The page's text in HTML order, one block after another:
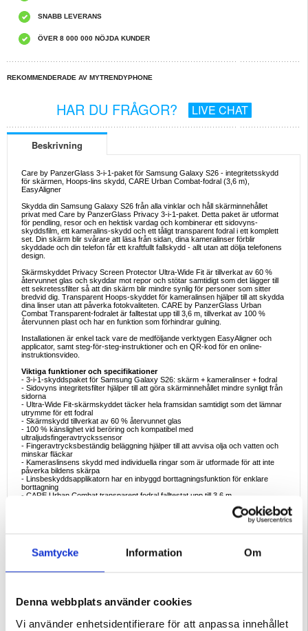
Samtycke Information Om
Denna webbplats använder cookies
Vi använder enhetsidentifierare för att anpassa innehållet
SNABB LEVERANS
ÖVER 8 000 000 NÖJDA KUNDER
REKOMMENDERADE AV MYTRENDYPHONE
HAR DU FRÅGOR? LIVE CHAT
Beskrivning
Care by PanzerGlass 3-i-1-paket för Samsung Galaxy S26 - integritetsskydd
för skärmen, Hoops-lins skydd, CARE Urban Combat-fodral (3,6 m),
EasyAligner
Skydda din Samsung Galaxy S26 från alla vinklar och håll skärminnehållet
privat med Care by PanzerGlass Privacy 3-i-1-paket. Detta paket är utformat
för pendling, resor och en hektisk vardag och kombinerar ett sidovyns-
skyddsfilm, ett kameralins-skydd och ett tåligt transparent fodral i ett komplett
set. Din skärm blir svårare att läsa från sidan, dina kameralinser förblir
skyddade och din telefon får ett kraftfullt fallskydd - allt utan att dölja telefonens
design.
Skärmskyddet Privacy Screen Protector Ultra-Wide Fit är tillverkat av 60 %
återvunnet glas och skyddar mot repor och stötar samtidigt som det lägger till
ett sekretessfilter så att din skärm blir mindre synlig för personer som sitter
bredvid dig. Transparent Hoops-skyddet för kameralinsen hjälper till att skydda
dina linser utan att påverka fotokvaliteten. CARE by PanzerGlass Urban
Combat Transparent-fodralet är falltestat upp till 3,6 m, tillverkat av 100 %
återvunnen plast och har en funktion som förhindrar gulning.
Installationen är enkel tack vare de medföljande verktygen EasyAligner och
applicator, samt steg-för-steg-instruktioner och en QR-kod för en online-
instruktionsvideo.
Viktiga funktioner och specifikationer
- 3-i-1-skyddspaket för Samsung Galaxy S26: skärm + kameralinser + fodral
- Sidovyns integritetsfilter hjälper till att göra skärminnehållet mindre synligt från
sidorna
- Ultra-Wide Fit-skärmskyddet täcker hela framsidan samtidigt som det lämnar
utrymme för ett fodral
- Skärmskydd tillverkat av 60 % återvunnet glas
- 100 % känslighet vid beröring och kompatibel med
ultraljudsfingeravtryckssensor
- Fingeravtrycksbeständig beläggning hjälper till att avvisa olja och vatten och
minskar fläckar
- Kameraslinsens skydd med individuella ringar som är utformade för att inte
påverka bildens skärpa
- Linsbeskyddsapplikatorn har en inbyggd borttagningsfunktion för enklare
borttagning
- CARE Urban Combat transparent fodral falltestat upp till 3,6 m
- Kollektivtrafik och kaféer: skydda dina meddelanden och e-post från nyfikna
- Resedagar: starkare skydd mot fall samt integritet på livliga flygplatser och
- Innehållsskapare: skydda linserna så att fotona förblir skarpa och tydliga
hantering